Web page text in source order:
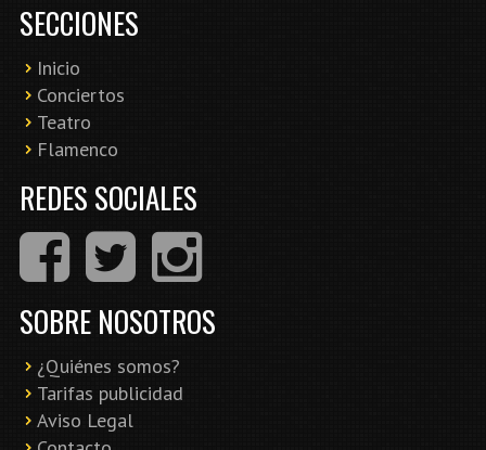
SECCIONES
Inicio
Conciertos
Teatro
Flamenco
REDES SOCIALES
SOBRE NOSOTROS
¿Quiénes somos?
Tarifas publicidad
Aviso Legal